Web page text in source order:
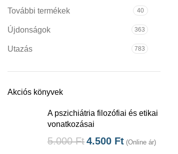
További termékek 40
Újdonságok 363
Utazás 783
Akciós könyvek
A pszichiátria filozófiai és etikai
vonatkozásai
5.000Ft4.500 Ft (Online ár)